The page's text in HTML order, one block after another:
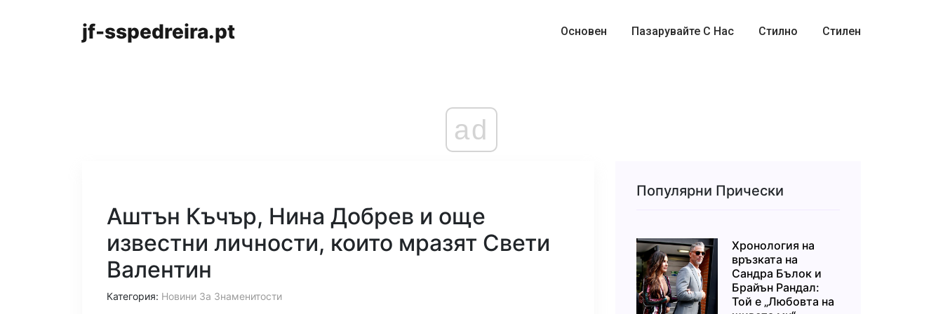
jf-sspedreira.pt Основен Пазарувайте С Нас Стилно Стилен
ad
Аштън Къчър, Нина Добрев и още
известни личности, които мразят Свети
Валентин
Категория: Новини За Знаменитости
Популярни Прически
Хронология на
връзката на
Сандра Бълок и
Брайън Рандал:
Той е „Любовта на